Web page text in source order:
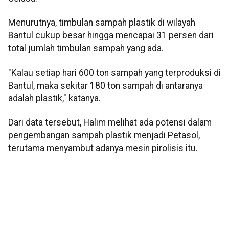
Menurutnya, timbulan sampah plastik di wilayah
Bantul cukup besar hingga mencapai 31 persen dari
total jumlah timbulan sampah yang ada.
"Kalau setiap hari 600 ton sampah yang terproduksi di
Bantul, maka sekitar 180 ton sampah di antaranya
adalah plastik," katanya.
Dari data tersebut, Halim melihat ada potensi dalam
pengembangan sampah plastik menjadi Petasol,
terutama menyambut adanya mesin pirolisis itu.